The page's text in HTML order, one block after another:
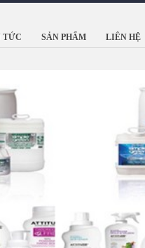
TỨC SẢN PHẨM LIÊN HỆ